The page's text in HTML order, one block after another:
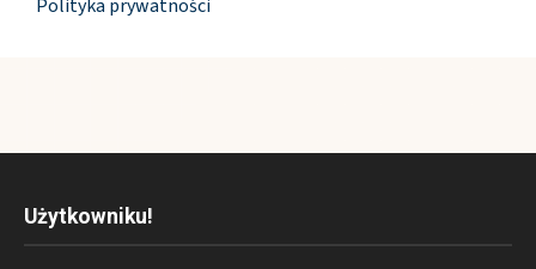
Polityka prywatności
Użytkowniku!